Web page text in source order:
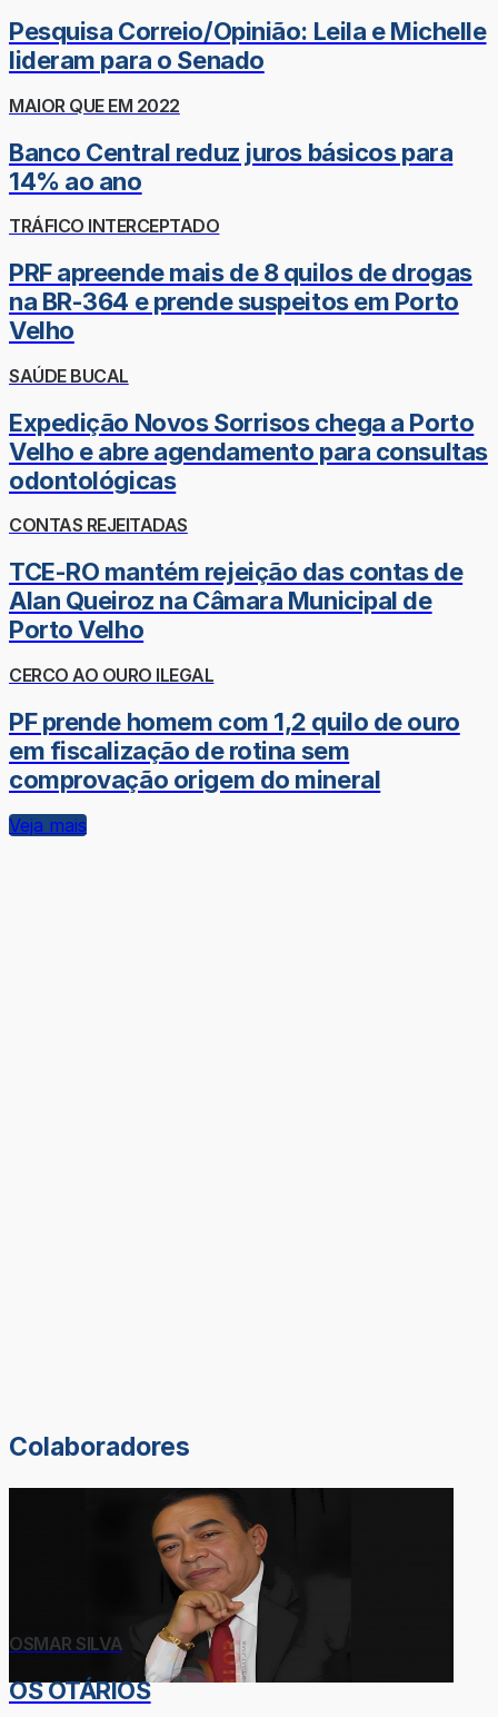
Pesquisa Correio/Opinião: Leila e Michelle
lideram para o Senado
MAIOR QUE EM 2022
Banco Central reduz juros básicos para
14% ao ano
TRÁFICO INTERCEPTADO
PRF apreende mais de 8 quilos de drogas
na BR-364 e prende suspeitos em Porto
Velho
SAÚDE BUCAL
Expedição Novos Sorrisos chega a Porto
Velho e abre agendamento para consultas
odontológicas
CONTAS REJEITADAS
TCE-RO mantém rejeição das contas de
Alan Queiroz na Câmara Municipal de
Porto Velho
CERCO AO OURO ILEGAL
PF prende homem com 1,2 quilo de ouro
em fiscalização de rotina sem
comprovação origem do mineral
Veja mais
Colaboradores
OSMAR SILVA
OS OTÁRIOS